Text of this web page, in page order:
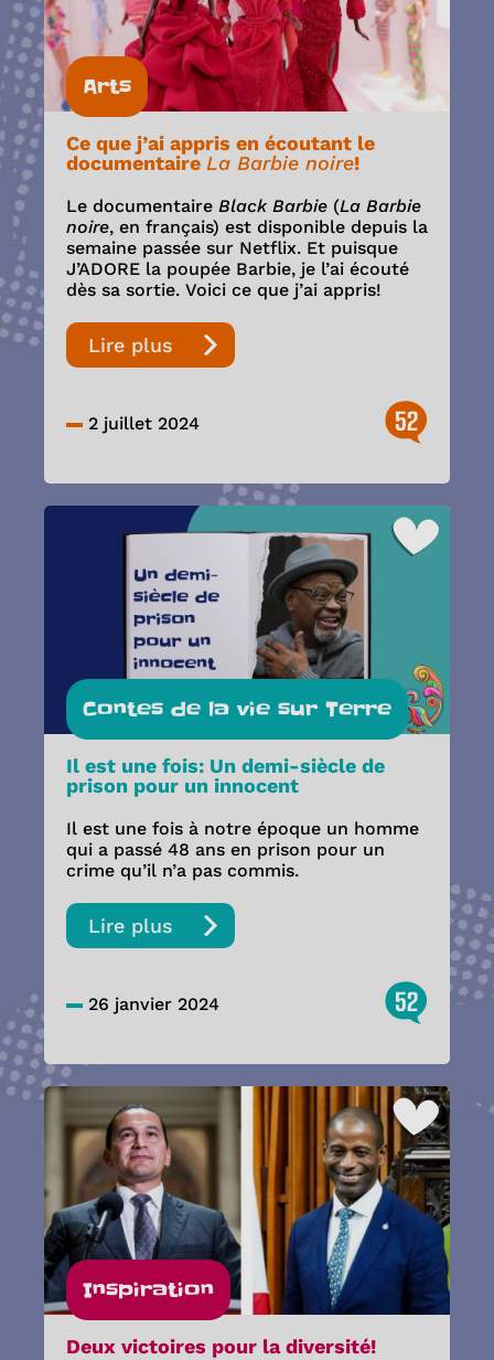
Arts
Ce que j’ai appris en écoutant le
documentaire La Barbie noire!
Le documentaire Black Barbie (La Barbie
noire, en français) est disponible depuis la
semaine passée sur Netflix. Et puisque
J’ADORE la poupée Barbie, je l’ai écouté
dès sa sortie. Voici ce que j’ai appris!
Lire plus
2 juillet 2024 52
Contes de la vie sur Terre
Il est une fois: Un demi-siècle de
prison pour un innocent
Il est une fois à notre époque un homme
qui a passé 48 ans en prison pour un
crime qu’il n’a pas commis.
Lire plus
26 janvier 2024 52
Inspiration
Deux victoires pour la diversité!